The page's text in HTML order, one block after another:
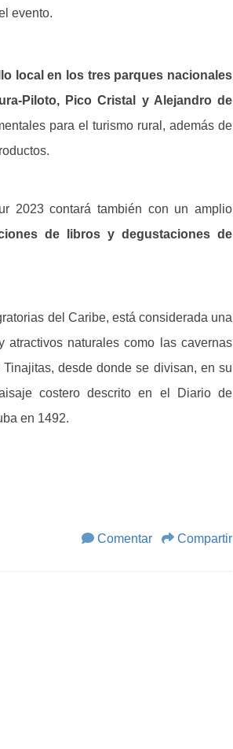
evento.
local en los tres parques nacionales
Piloto, Pico Cristal y Alejandro de
para el turismo rural, además de
2023 contará también con un amplio
de libros y degustaciones de
del Caribe, está considerada una
naturales como las cavernas
desde donde se divisan, en su
costero descrito en el Diario de
en 1492.
Comentar Compartir